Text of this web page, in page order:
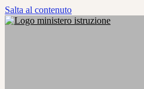
Salta al contenuto